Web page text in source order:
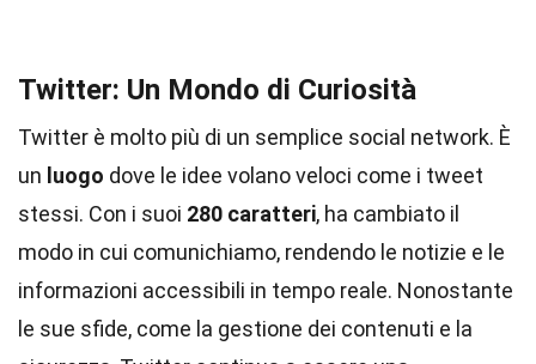
Twitter: Un Mondo di Curiosità
Twitter è molto più di un semplice social network. È
un luogo dove le idee volano veloci come i tweet
stessi. Con i suoi 280 caratteri, ha cambiato il
modo in cui comunichiamo, rendendo le notizie e le
informazioni accessibili in tempo reale. Nonostante
le sue sfide, come la gestione dei contenuti e la